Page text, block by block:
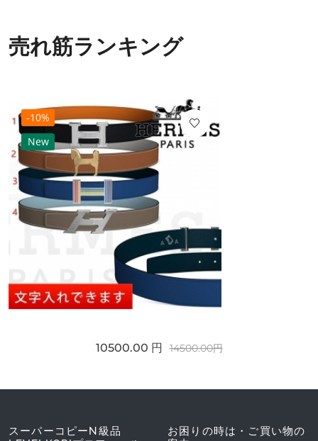
売れ筋ランキング
-10%
New
10500.00 円 14500.00円
スーパーコピーN級品
お困りの時は・ご買い物の